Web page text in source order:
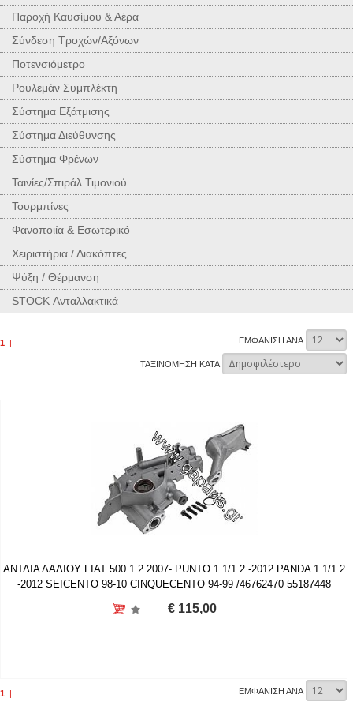
Παροχή Καυσίμου & Αέρα
Σύνδεση Τροχών/Αξόνων
Ποτενσιόμετρο
Ρουλεμάν Συμπλέκτη
Σύστημα Εξάτμισης
Σύστημα Διεύθυνσης
Σύστημα Φρένων
Ταινίες/Σπιράλ Τιμονιού
Τουρμπίνες
Φανοποιία & Εσωτερικό
Χειριστήρια / Διακόπτες
Ψύξη / Θέρμανση
STOCK Ανταλλακτικά
1 | ΕΜΦΑΝΙΣΗ ΑΝΑ
ΤΑΞΙΝΟΜΗΣΗ ΚΑΤΑ
ΑΝΤΛΙΑ ΛΑΔΙΟΥ FIAT 500 1.2 2007- PUNTO 1.1/1.2 -2012 PANDA 1.1/1.2
-2012 SEICENTO 98-10 CINQUECENTΟ 94-99 /46762470 55187448
€ 115,00
1 | ΕΜΦΑΝΙΣΗ ΑΝΑ